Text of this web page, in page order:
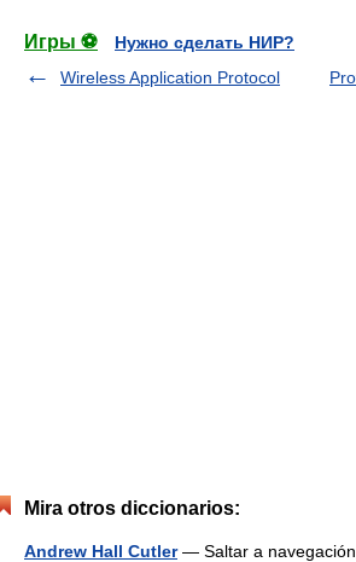
Игры ⚽
Нужно сделать НИР?
Wireless Application Protocol
Mira otros diccionarios:
Andrew Hall Cutler— Saltar a